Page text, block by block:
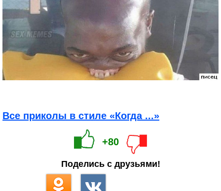
Все приколы в стиле «Когда ...»
+80
Поделись с друзьями!